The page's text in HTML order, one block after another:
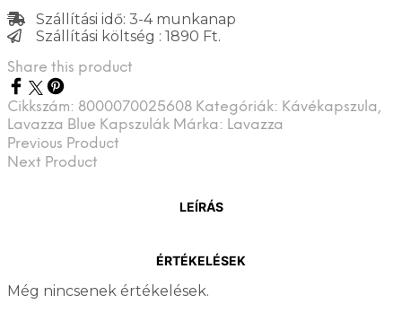
Szállítási idő: 3-4 munkanap
Szállítási költség : 1890 Ft.
Share this product
Cikkszám: 8000070025608 Kategóriák: Kávékapszula,
Lavazza Blue Kapszulák Márka: Lavazza
Previous Product
Next Product
LEÍRÁS
ÉRTÉKELÉSEK
Még nincsenek értékelések.